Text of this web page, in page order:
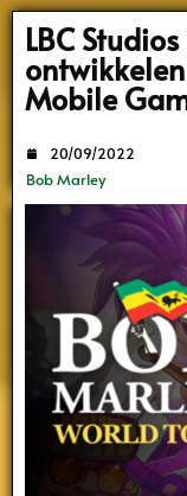
LBC
Mobile
Bob Marley
20/09/2022